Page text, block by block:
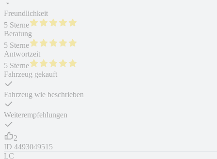
Freundlichkeit
5 Sterne
Beratung
5 Sterne
Antwortzeit
5 Sterne
Fahrzeug gekauft
Fahrzeug wie beschrieben
Weiterempfehlungen
2
ID 4493049515
LC